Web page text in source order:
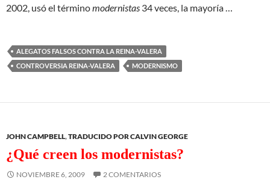
2002, usó el términomodernistas 34 veces, la mayoría …
ALEGATOS FALSOS CONTRA LA REINA-VALERA
CONTROVERSIA REINA-VALERA
MODERNISMO
JOHN CAMPBELL,TRADUCIDO POR CALVIN GEORGE
¿Qué creen los modernistas?
NOVIEMBRE 6, 2009 2 COMENTARIOS